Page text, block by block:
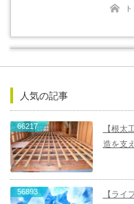
人気の記事
66217
【根太
造を支
56893
【ライ